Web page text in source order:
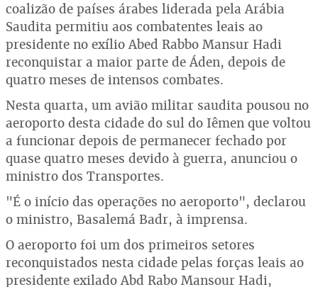
coalizão de países árabes liderada pela Arábia
Saudita permitiu aos combatentes leais ao
presidente no exílio Abed Rabbo Mansur Hadi
reconquistar a maior parte de Áden, depois de
quatro meses de intensos combates.
Nesta quarta, um avião militar saudita pousou no
aeroporto desta cidade do sul do Iêmen que voltou
a funcionar depois de permanecer fechado por
quase quatro meses devido à guerra, anunciou o
ministro dos Transportes.
"É o início das operações no aeroporto", declarou
o ministro, Basalemá Badr, à imprensa.
O aeroporto foi um dos primeiros setores
reconquistados nesta cidade pelas forças leais ao
presidente exilado Abd Rabo Mansour Hadi,